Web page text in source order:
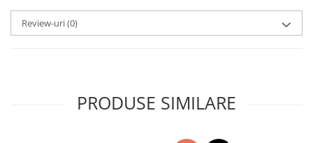
Review-uri(0)
PRODUSE SIMILARE